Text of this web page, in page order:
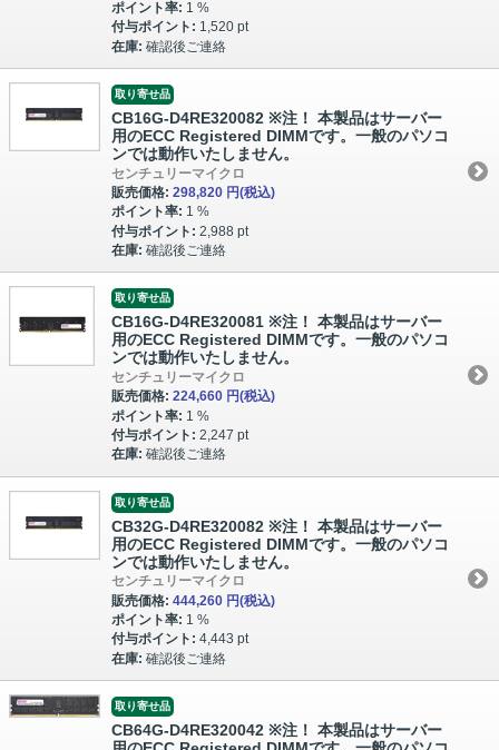
ポイント率: 1 %
付与ポイント: 1,520 pt
在庫: 確認後ご連絡
取り寄せ品
CB16G-D4RE320082 ※注！ 本製品はサーバー
用のECC Registered DIMMです。一般のパソコ
ンでは動作いたしません。
センチュリーマイクロ
販売価格: 298,820 円(税込)
ポイント率: 1 %
付与ポイント: 2,988 pt
在庫: 確認後ご連絡
取り寄せ品
CB16G-D4RE320081 ※注！ 本製品はサーバー
用のECC Registered DIMMです。一般のパソコ
ンでは動作いたしません。
センチュリーマイクロ
販売価格: 224,660 円(税込)
ポイント率: 1 %
付与ポイント: 2,247 pt
在庫: 確認後ご連絡
取り寄せ品
CB32G-D4RE320082 ※注！ 本製品はサーバー
用のECC Registered DIMMです。一般のパソコ
ンでは動作いたしません。
センチュリーマイクロ
販売価格: 444,260 円(税込)
ポイント率: 1 %
付与ポイント: 4,443 pt
在庫: 確認後ご連絡
取り寄せ品
CB64G-D4RE320042 ※注！ 本製品はサーバー